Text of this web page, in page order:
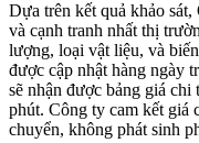
Dựa trên kết quả khảo
và cạnh tranh nhất thị
lượng, loại vật liệu, và
được cập nhật hàng ngày
sẽ nhận được bảng giá
phút. Công ty cam kết giá
chuyển, không phát sinh